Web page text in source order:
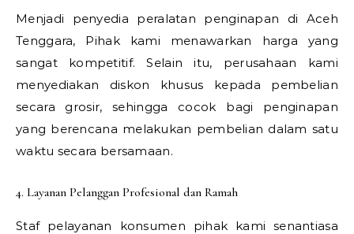
Menjadi penyedia peralatan penginapan di Aceh
Tenggara, Pihak kami menawarkan harga yang
sangat kompetitif. Selain itu, perusahaan kami
menyediakan diskon khusus kepada pembelian
secara grosir, sehingga cocok bagi penginapan
yang berencana melakukan pembelian dalam satu
waktu secara bersamaan.
4. Layanan Pelanggan Profesional dan Ramah
Staf pelayanan konsumen pihak kami senantiasa